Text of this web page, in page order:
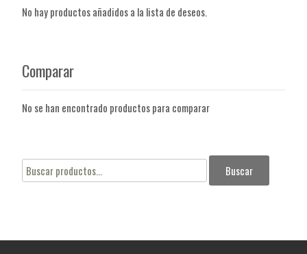
No hay productos añadidos a la lista de deseos.
Comparar
No se han encontrado productos para comparar
Buscar
por:
Buscar